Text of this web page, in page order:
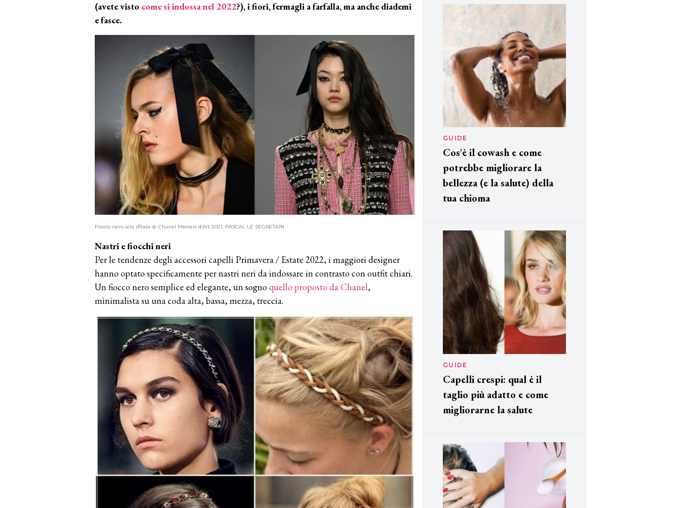
(avete visto come si indossa nel 2022?), i fiori, fermagli a farfalla, ma anche diademi
e fasce.
Fiocco nero alla sfilata di Chanel Metiers d’Art 2021, PASCAL LE SEGRETAIN
Nastri e fiocchi neri
Per le tendenze degli accessori capelli Primavera / Estate 2022, i maggiori designer
hanno optato specificamente per nastri neri da indossare in contrasto con outfit chiari.
Un fiocco nero semplice ed elegante, un sognoquello proposto da Chanel,
minimalista su una coda alta, bassa, mezza, treccia.
GUIDE
Cos'è il cowash e come
potrebbe migliorare la
bellezza (e la salute) della
tua chioma
GUIDE
Capelli crespi: qual è il
taglio più adatto e come
migliorarne la salute